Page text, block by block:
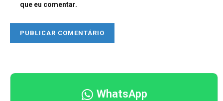
que eu comentar.
WhatsApp